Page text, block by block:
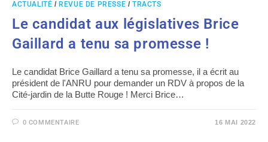
ACTUALITÉ /REVUE DE PRESSE /TRACTS
Le candidat aux législatives Brice
Gaillard a tenu sa promesse !
Le candidat Brice Gaillard a tenu sa promesse, il a écrit au
président de l'ANRU pour demander un RDV à propos de la
Cité-jardin de la Butte Rouge ! Merci Brice…
0 COMMENTAIRE 16 MAI 2022